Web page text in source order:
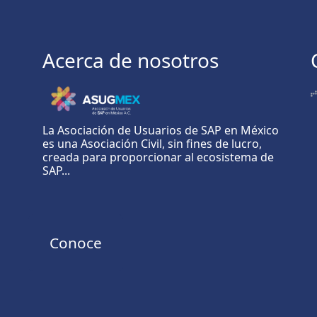
Acerca de nosotros
La Asociación de Usuarios de SAP en México
es una Asociación Civil, sin fines de lucro,
creada para proporcionar al ecosistema de
SAP...
Conoce